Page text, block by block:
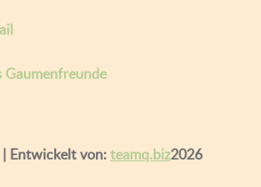
Gaumenfreunde
| Entwickelt von:teamq.biz2026